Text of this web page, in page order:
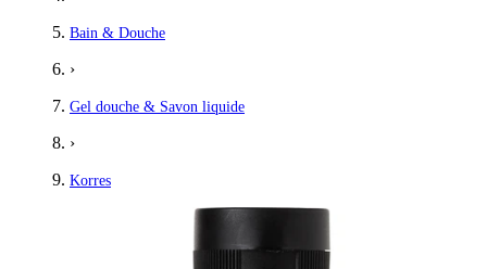
Bain & Douche
›
Gel douche & Savon liquide
›
Korres